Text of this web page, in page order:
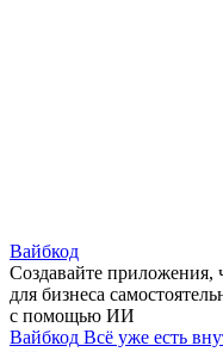
Вайбкод
Создавайте
для бизнеса
с помощью ИИ
Вайбкод Всё уже есть